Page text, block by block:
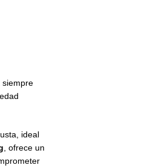
siempre
ideal
, ofrece un